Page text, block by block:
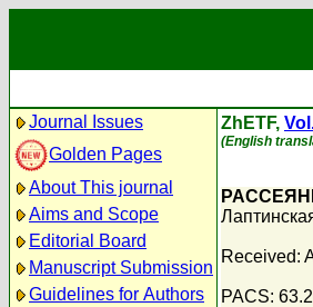
Journal Issues
Golden Pages
About This journal
Aims and Scope
Editorial Board
Manuscript Submission
Guidelines for Authors
ZhETF,
(English
Received:
PACS: